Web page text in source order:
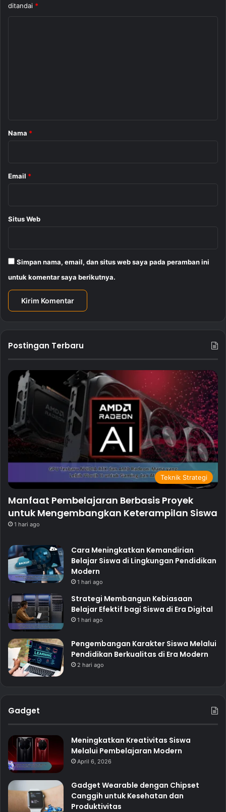
ditandai *
rNama *
Email *
Situs Web
Simpan nama, email, dan situs web saya pada peramban ini
untuk komentar saya berikutnya.
Postingan Terbaru
Teknik Strategi
Manfaat Pembelajaran Berbasis Proyek
untuk Mengembangkan Keterampilan Siswa
1 hari ago
Cara Meningkatkan Kemandirian
Belajar Siswa di Lingkungan Pendidikan
Modern
1 hari ago
Strategi Membangun Kebiasaan
Belajar Efektif bagi Siswa di Era Digital
1 hari ago
Pengembangan Karakter Siswa Melalui
Pendidikan Berkualitas di Era Modern
2 hari ago
Gadget
Meningkatkan Kreativitas Siswa
Melalui Pembelajaran Modern
April 6, 2026
Gadget Wearable dengan Chipset
Canggih untuk Kesehatan dan
Produktivitas